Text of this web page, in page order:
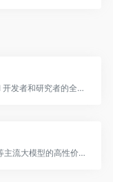
Together AI 是一家面向 AI 开发者和研究者的全栈云计算平台，核心服务包括开源模型的高速推理 API、自定义模型微调（Fine-tuning）、GP
提供 DeepSeek、Qwen 等主流大模型的高性价比 API 云服务。